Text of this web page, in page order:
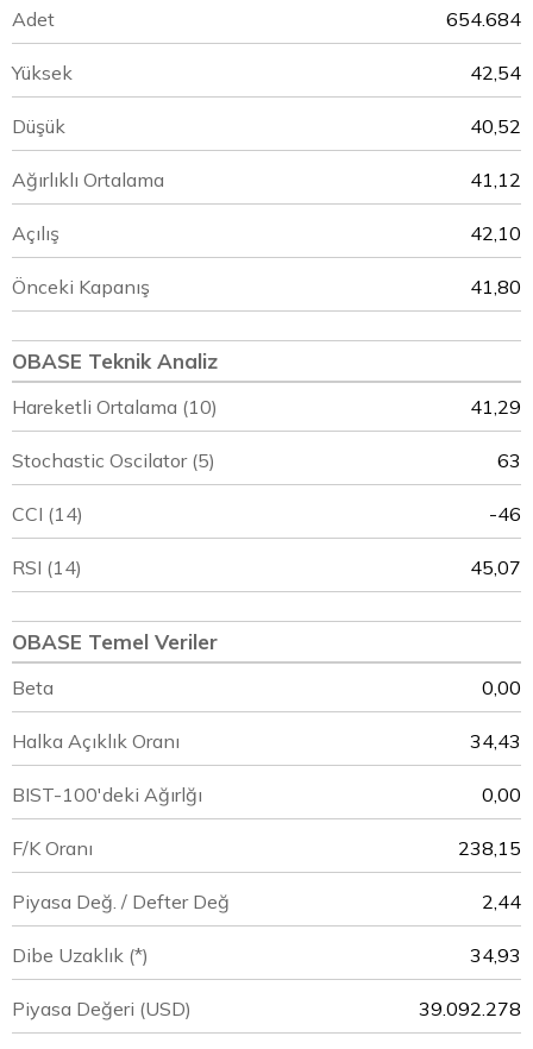
Adet 654.684
Yüksek 42,54
Düşük 40,52
Ağırlıklı Ortalama 41,12
Açılış 42,10
Önceki Kapanış 41,80
OBASE Teknik Analiz
Hareketli Ortalama (10) 41,29
Stochastic Oscilator (5) 63
CCI (14) -46
RSI (14) 45,07
OBASE Temel Veriler
Beta 0,00
Halka Açıklık Oranı 34,43
BIST-100'deki Ağırlğı 0,00
F/K Oranı 238,15
Piyasa Değ. / Defter Değ 2,44
Dibe Uzaklık (*) 34,93
Piyasa Değeri (USD) 39.092.278